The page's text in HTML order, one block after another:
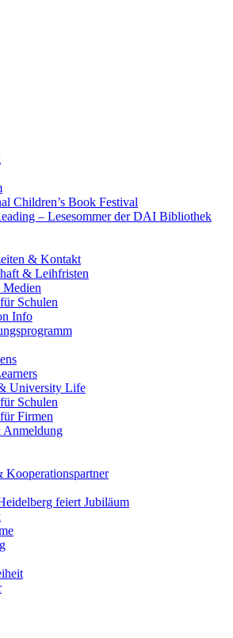
Children’s Book Festival
– Lesesommer der DAI Bibliothek
& Kontakt
& Leihfristen
Schulen
Info
University Life
Schulen
Firmen
Kooperationspartner
feiert Jubiläum